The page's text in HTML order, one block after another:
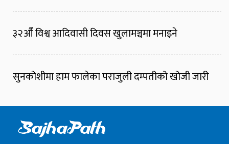
३२औँ विश्व आदिवासी दिवस खुलामञ्चमा मनाइने
सुनकोशीमा हाम फालेका पराजुली दम्पतीको खोजी जारी